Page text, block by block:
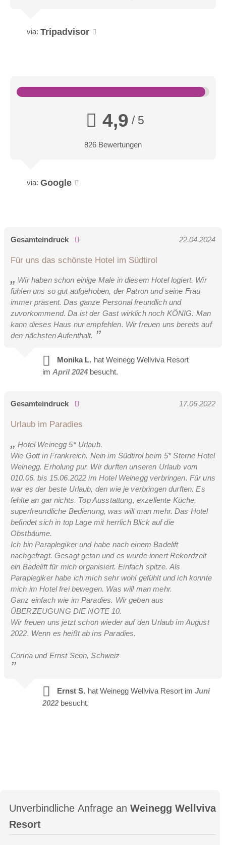
via: Tripadvisor
4,9 / 5
826 Bewertungen
via: Google
Gesamteindruck 22.04.2024
Für uns das schönste Hotel im Südtirol
Wir haben schon einige Male in diesem Hotel logiert. Wir
fühlen uns so gut aufgehoben, der Patron und seine Frau
immer präsent. Das ganze Personal freundlich und
zuvorkommend. Da ist der Gast wirklich noch KÖNIG. Man
kann dieses Haus nur empfehlen. Wir freuen uns bereits auf
den nächsten Aufenthalt.
Monika L. hat Weinegg Wellviva Resort
im April 2024 besucht.
Gesamteindruck 17.06.2022
Urlaub im Paradies
Hotel Weinegg 5* Urlaub.
Wie Gott in Frankreich. Nein im Südtirol beim 5* Sterne Hotel
Weinegg. Erholung pur. Wir durften unseren Urlaub vom
010.06. bis 15.06.2022 im Hotel Weinegg verbringen. Für uns
war es der beste Urlaub, den wie je verbringen durften. Es
fehlte an gar nichts. Top Ausstattung, exzellente Küche,
superfreundliche Bedienung, was will man mehr. Das Hotel
befindet sich in top Lage mit herrlich Blick auf die
Obstbäume.
Ich bin Paraplegiker und habe nach einem Badelift
nachgefragt. Gesagt getan und es wurde innert Rekordzeit
ein Badelift für mich organisiert. Einfach spitze. Als
Paraplegiker habe ich mich sehr wohl gefühlt und ich konnte
mich im Hotel frei bewegen. Was will man mehr.
Ganz einfach wie im Paradies. Wir geben aus
ÜBERZEUGUNG DIE NOTE 10.
Wir freuen uns jetzt schon wieder auf den Urlaub im August
2022. Wenn es heißt ab ins Paradies.
Corina und Ernst Senn, Schweiz
Ernst S. hat Weinegg Wellviva Resort im Juni
2022 besucht.
Unverbindliche Anfrage an Weinegg Wellviva
Resort